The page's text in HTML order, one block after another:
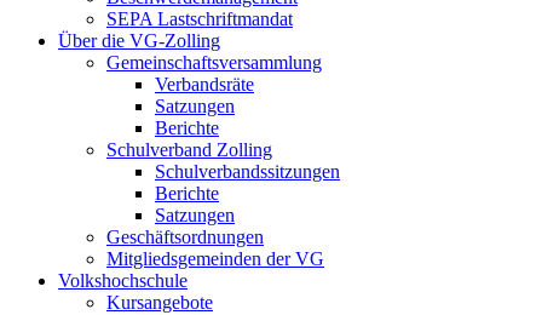
SEPA Lastschriftmandat
Über die VG-Zolling
Gemeinschaftsversammlung
Verbandsräte
Satzungen
Berichte
Schulverband Zolling
Schulverbandssitzungen
Berichte
Satzungen
Geschäftsordnungen
Mitgliedsgemeinden der VG
Volkshochschule
Kursangebote